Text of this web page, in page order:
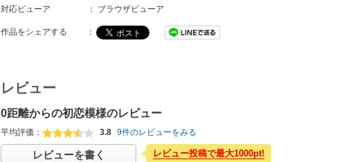
対応ビューア
： ブラウザビューア
作品をシェアする ：
レビュー
0距離からの初恋模様のレビュー
平均評価： 3.8 9件のレビューをみる
レビューを書く レビュー投稿で最大1000pt!